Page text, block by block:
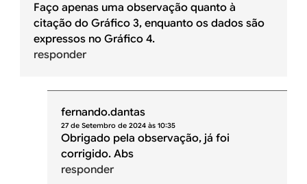
Faço apenas uma observação quanto à
citação do Gráfico 3, enquanto os dados são
expressos no Gráfico 4.
responder
fernando.dantas
27 de Setembro de 2024 às 10:35
Obrigado pela observação, já foi
corrigido. Abs
responder